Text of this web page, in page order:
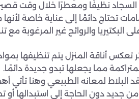
السجاد نظيفًا ومعطرًا خلال وقت
تحتاج دائمًا إلى عناية خاصة
والروائح غير المرغوبة
تعكس أناقة المنزل يتم تنظيفها
مما يجعلها تبدو جديدة دائمًا.
البلاط لمعانه الطبيعي وهنا تأتي
جديد دون الحاجة إلى استبدالها أو